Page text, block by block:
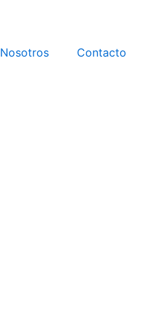
Nosotros Contacto